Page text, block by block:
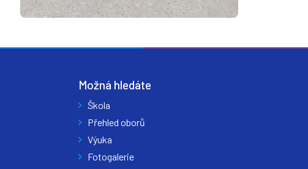
Možná hledáte
Škola
Přehled oborů
Výuka
Fotogalerie